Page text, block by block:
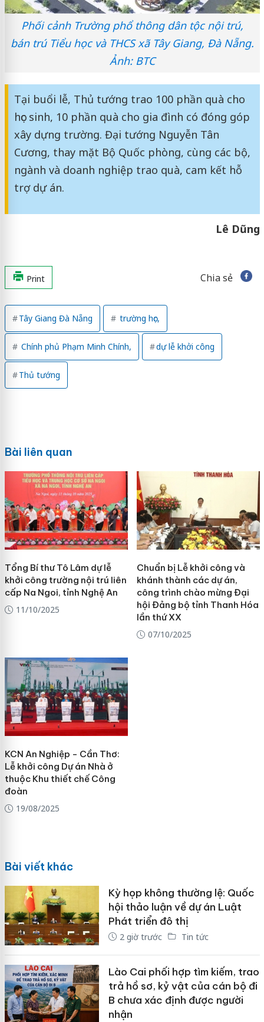
Phối cảnh Trường phổ thông dân tộc nội trú,
bán trú Tiểu học và THCS xã Tây Giang, Đà Nẵng.
Ảnh: BTC
Tại buổi lễ, Thủ tướng trao 100 phần quà cho
học sinh, 10 phần quà cho gia đình có đóng góp
xây dựng trường. Đại tướng Nguyễn Tân
Cương, thay mặt Bộ Quốc phòng, cùng các bộ,
ngành và doanh nghiệp trao quà, cam kết hỗ
trợ dự án.
Lê Dũng
Print Chia sẻ
Tây Giang Đà Nẵng trường học,
Chính phủ Phạm Minh Chính, dự lễ khởi công
Thủ tướng
Bài liên quan
Tổng Bí thư Tô Lâm dự lễ
khởi công trường nội trú liên
cấp Na Ngoi, tỉnh Nghệ An
11/10/2025
Chuẩn bị Lễ khởi công và
khánh thành các dự án,
công trình chào mừng Đại
hội Đảng bộ tỉnh Thanh Hóa
lần thứ XX
07/10/2025
KCN An Nghiệp - Cần Thơ:
Lễ khởi công Dự án Nhà ở
thuộc Khu thiết chế Công
đoàn
19/08/2025
Bài viết khác
Kỳ họp không thường lệ: Quốc
hội thảo luận về dự án Luật
Phát triển đô thị
2 giờ trước Tin tức
Lào Cai phối hợp tìm kiếm, trao
trả hồ sơ, kỷ vật của cán bộ đi
B chưa xác định được người
nhận